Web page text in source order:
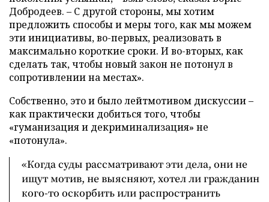
Добродеев. – С другой стороны, мы хотим
предложить способы и меры того, как мы можем
эти инициативы, во-первых, реализовать в
максимально короткие сроки. И во-вторых, как
сделать так, чтобы новый закон не потонул в
сопротивлении на местах».
Собственно, это и было лейтмотивом дискуссии –
как практически добиться того, чтобы
«гуманизация и декриминализация» не
«потонула».
«Когда суды рассматривают эти дела, они не
ищут мотив, не выясняют, хотел ли гражданин
кого-то оскорбить или распространить